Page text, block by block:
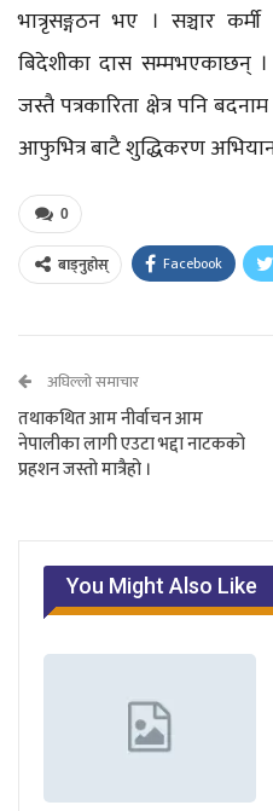
भात्रृसङ्गठन भए । सञ्चार
बिदेशीका दास सम्मभएकाछन्
जस्तै पत्रकारिता क्षेत्र पनि
आफुभित्र बाटै शुद्धिकरण
0
बाड्नुहोस् Facebook
अघिल्लो समाचार
तथाकथित आम नीर्वाचन आम
नेपालीका लागी एउटा भद्दा नाटकको
प्रहशन जस्तो मात्रैहो ।
You Might Also Like